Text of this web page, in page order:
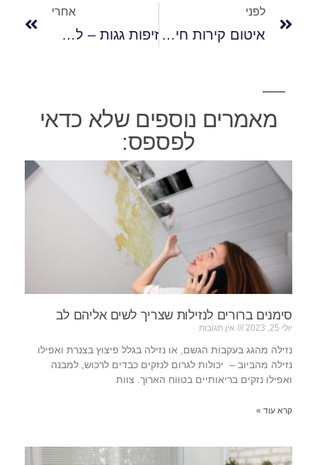
לפני
איטום קירות חיצוניים
אחרי
זיפות גגות – למה זאת השיטה הטובה ביותר?
מאמרים נוספים שלא כדאי
לפספס:
סימנים ברורים לנזילות שצריך לשים אליהם לב
יולי 25, 2023 אין תגובות
נזילה מהגג בעקבות הגשם, או נזילה בגלל פיצוץ בצנרת ואפילו
נזילה מהביוב – יכולות לגרום לנזקים כבדים לרכוש, למבנה
ואפילו נזקים בריאותיים בטווח הארוך. צוות
קרא עוד »